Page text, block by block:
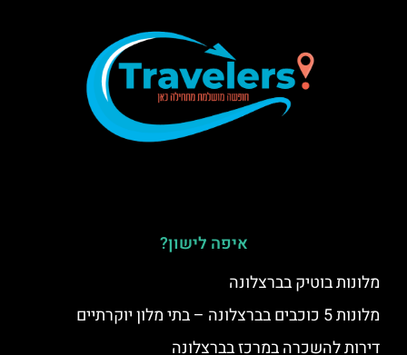
איפה לישון?
מלונות בוטיק בברצלונה
מלונות 5 כוכבים בברצלונה – בתי מלון יוקרתיים
דירות להשכרה במרכז בברצלונה